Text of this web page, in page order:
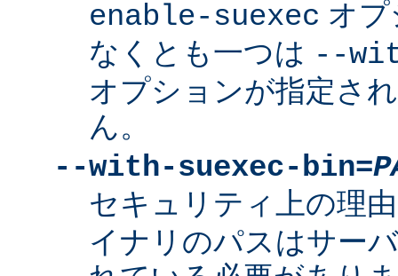
enable-suexec オ
なくとも一つは --
オプションが指定さ
ん。
--with-suexec-bin=
セキュリティ上の理
イナリのパスはサー